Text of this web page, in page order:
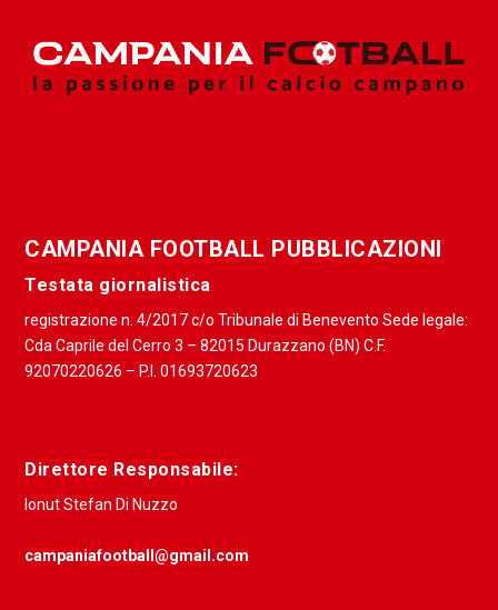
CAMPANIA FOOTBALL PUBBLICAZIONI
Testata giornalistica
registrazione n. 4/2017 c/o Tribunale di Benevento Sede legale:
Cda Caprile del Cerro 3 – 82015 Durazzano (BN) C.F.
92070220626 – P.I. 01693720623
Direttore Responsabile:
Ionut Stefan Di Nuzzo
campaniafootball@gmail.com